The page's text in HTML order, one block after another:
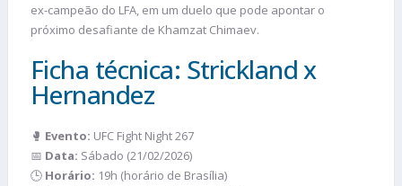
ex-campeão do LFA, em um duelo que pode apontar o
próximo desafiante de Khamzat Chimaev.
Ficha técnica: Strickland x
Hernandez
🥊 Evento: UFC Fight Night 267
📅 Data: Sábado (21/02/2026)
🕒 Horário: 19h (horário de Brasília)